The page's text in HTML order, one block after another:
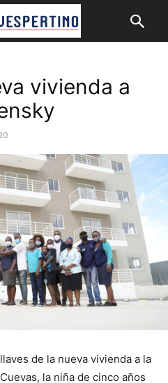
vivienda a
de la nueva vivienda a la
la niña de cinco años